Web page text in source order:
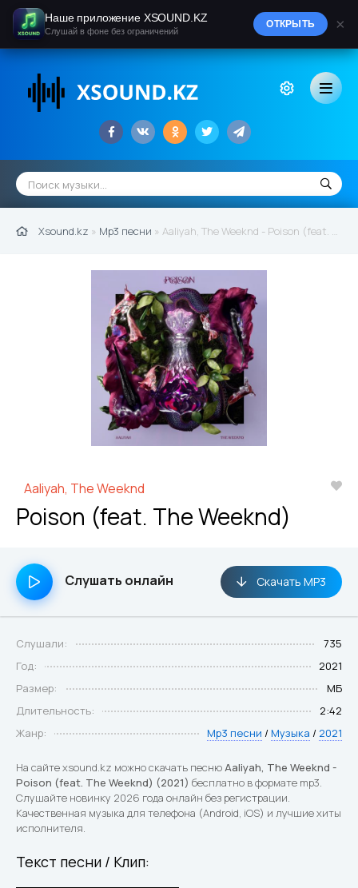
Xsound.kz » Mp3 песни » Aaliyah, The Weeknd - Poison (feat. The Weeknd) (2021)
Aaliyah, The Weeknd
Poison (feat. The Weeknd)
Слушать онлайн Скачать MP3
Слушали:
735
Год:
2021
Размер:
МБ
Длительность:
2:42
Жанр:
Mp3 песни / Музыка / 2021
На сайте xsound.kz можно скачать песнюAaliyah, The Weeknd -
Poison (feat. The Weeknd) (2021) бесплатно в формате mp3.
Слушайте новинку 2026 года онлайн без регистрации.
Качественная музыка для телефона (Android, iOS) и лучшие хиты
исполнителя.
Текст песни / Клип:
Наше приложение XSOUND.KZ
Слушай в фоне без ограничений
ОТКРЫТЬ ×